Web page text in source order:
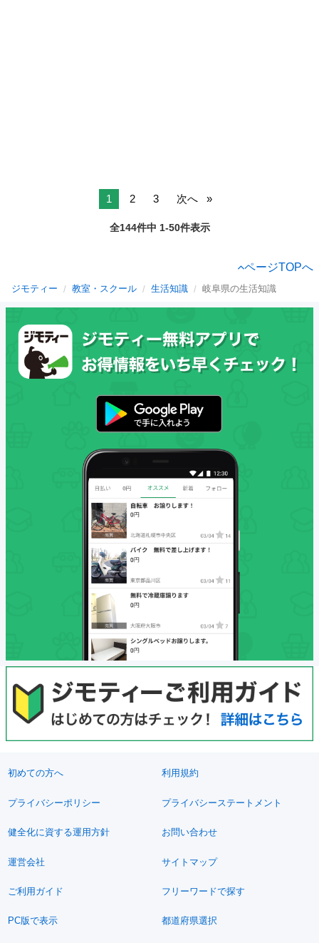
1 2 3 次へ
全144件中 1-50件表示
ページTOPへ
ジモティー 教室・スクール 生活知識 岐阜県の生活知識
初めての方へ 利用規約
プライバシーポリシー プライバシーステートメント
健全化に資する運用方針 お問い合わせ
運営会社 サイトマップ
ご利用ガイド フリーワードで探す
PC版で表示 都道府県選択